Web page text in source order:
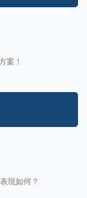
案！
現如何？